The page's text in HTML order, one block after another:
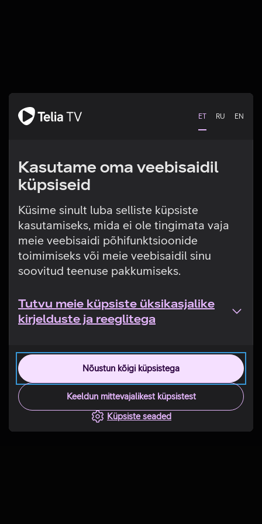
ET RU EN
Kasutame oma veebisaidil
küpsiseid
Küsime sinult luba selliste küpsiste
kasutamiseks, mida ei ole tingimata vaja
meie veebisaidi põhifunktsioonide
toimimiseks või meie veebisaidil sinu
soovitud teenuse pakkumiseks.
Tutvu meie küpsiste üksikasjalike
kirjelduste ja reeglitega
Nõustun kõigi küpsistega
Keeldun mittevajalikest küpsistest
Küpsiste seaded
Tehniline viga